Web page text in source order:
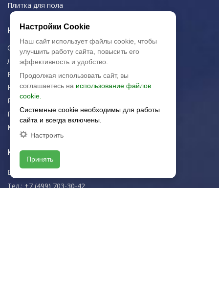
Плитка для пола
Навигация
О компании
Логистика
Резка керамогранита
Новости
Рекомендации
Портфолио
Контакты
Контактная информация
E-mail:
Тел.: +7 (499) 703-30-42
Настройки Cookie
Наш сайт использует файлы cookie, чтобы
улучшить работу сайта, повысить его
эффективность и удобство.
Продолжая использовать сайт, вы
соглашаетесь на использование файлов
cookie.
Системные cookie необходимы для работы
сайта и всегда включены.
Настроить
Принять